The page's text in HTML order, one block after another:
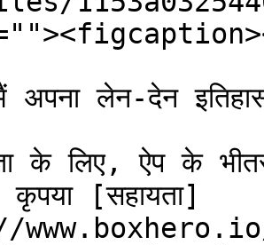
लेन-देन
के लिए, ऐप के
[सहायता]